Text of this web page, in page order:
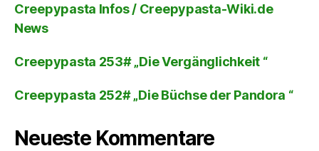
Creepypasta Infos / Creepypasta-Wiki.de
News
Creepypasta 253# „Die Vergänglichkeit “
Creepypasta 252# „Die Büchse der Pandora “
Neueste Kommentare